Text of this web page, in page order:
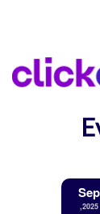
Sep
,2025